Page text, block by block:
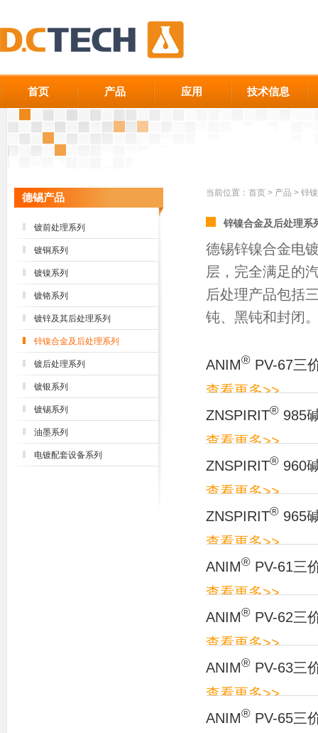
首页 产品 应用 技术信息
德锡产品
镀前处理系列
镀铜系列
镀镍系列
镀铬系列
镀锌及其后处理系列
锌镍合金及后处理系列
镀后处理系列
镀银系列
镀锡系列
油墨系列
电镀配套设备系列
当前位置： 首页 > 产品 > 锌
锌镍合金及后处理系
德锡锌镍合金电
层，完全满足的
后处理产品包括
钝、黑钝和封闭
ANIM® PV-67三
查看更多>>
ZNSPIRIT® 985
查看更多>>
ZNSPIRIT® 960
查看更多>>
ZNSPIRIT® 965
查看更多>>
ANIM® PV-61三
查看更多>>
ANIM® PV-62三
查看更多>>
ANIM® PV-63三
查看更多>>
ANIM® PV-65三